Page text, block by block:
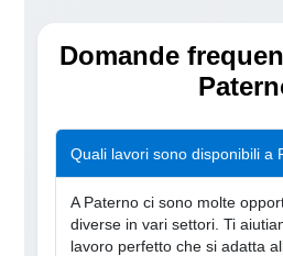
Domande
Quali lavori sono disponibili a
A Paterno ci sono molte
diverse in vari settori. Ti
lavoro perfetto che si adatta